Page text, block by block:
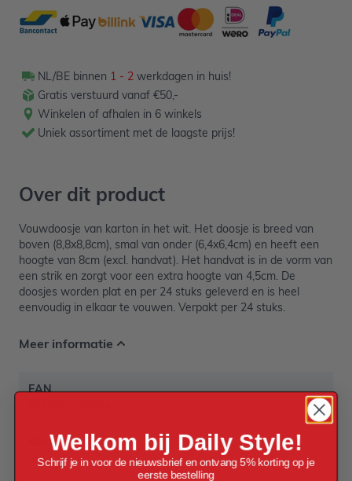
NL/BE binnen 1 - 2 werkdagen in huis!
Gratis verstuurd vanaf €50,-
Winkelen of afhalen in 6 winkels
Uniek assortiment met de laagste prijs!
Over dit product
Vouwdoosje van karton in het wit. Het doosje is breed van
boven (8,8x8,8cm), smal van onder (6,4x6,4cm) en heeft een
hoogte van 8cm (excl. handvat). Het handvat is in de vorm van
een strik en zorgt voor een extra hoogte van 4,5cm. De
doosjes worden plat en per 24 stuks geleverd en is heel
eenvoudig in elkaar te vouwen. Verpakt per 24 stuks.
Meer informatie
EAN
Kleur
Wit
Welkom bij Daily Style!
Schrijf je in voor de nieuwsbrief en ontvang 5% korting op je
eerste bestelling